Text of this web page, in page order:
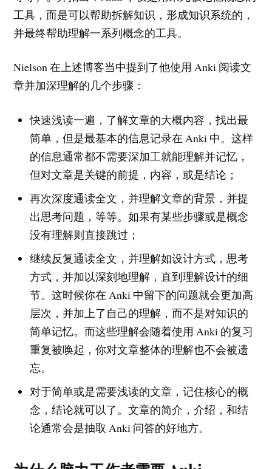
工具，而是可以帮助拆解知识，形成知识系统的，
并最终帮助理解一系列概念的工具。
Nielson 在上述博客当中提到了他使用 Anki 阅读文
章并加深理解的几个步骤：
快速浅读一遍，了解文章的大概内容，找出最
简单，但是最基本的信息记录在 Anki 中。这样
的信息通常都不需要深加工就能理解并记忆，
但对文章是关键的前提，内容，或是结论；
再次深度通读全文，并理解文章的背景，并提
出思考问题，等等。如果有某些步骤或是概念
没有理解则直接跳过；
继续反复通读全文，并理解如设计方式，思考
方式，并加以深刻地理解，直到理解设计的细
节。这时候你在 Anki 中留下的问题就会更加高
层次，并加上了自己的理解，而不是对知识的
简单记忆。而这些理解会随着使用 Anki 的复习
重复被唤起，你对文章整体的理解也不会被遗
忘。
对于简单或是需要浅读的文章，记住核心的概
念，结论就可以了。文章的简介，介绍，和结
论通常会是抽取 Anki 问答的好地方。